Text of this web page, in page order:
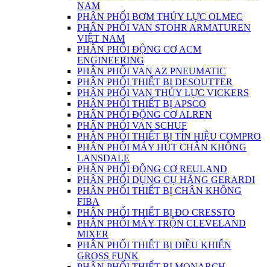
NAM
PHÂN PHỐI BƠM THỦY LỰC OLMEC
PHÂN PHỐI VAN STOHR ARMATUREN
VIỆT NAM
PHÂN PHỐI ĐỘNG CƠ ACM
ENGINEERING
PHÂN PHỐI VAN AZ PNEUMATIC
PHÂN PHỐI THIẾT BỊ DESOUTTER
PHÂN PHỐI VAN THỦY LỰC VICKERS
PHÂN PHỐI THIẾT BỊ APSCO
PHÂN PHỐI ĐỘNG CƠ ALREN
PHÂN PHỐI VAN SCHUF
PHÂN PHỐI THIẾT BỊ TÍN HIỆU COMPRO
PHÂN PHỐI MÁY HÚT CHÂN KHÔNG
LANSDALE
PHÂN PHỐI ĐỘNG CƠ REULAND
PHÂN PHỐI DỤNG CỤ HÃNG GERARDI
PHÂN PHỐI THIẾT BỊ CHÂN KHÔNG
FIBA
PHÂN PHỐI THIẾT BỊ ĐO CRESSTO
PHÂN PHỐI MÁY TRỘN CLEVELAND
MIXER
PHÂN PHỐI THIẾT BỊ ĐIỀU KHIỂN
GROSS FUNK